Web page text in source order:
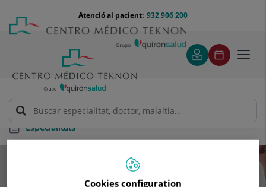
contingut
Menú
teléfono
cabecera
932 906 200
Atenció al pacient:
Especialitats
Especialitats
Cookies configuration